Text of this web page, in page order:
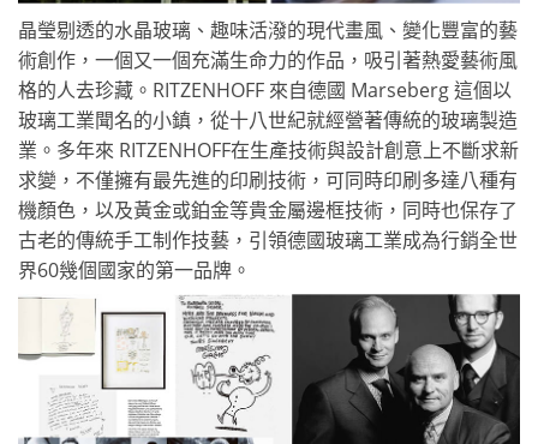
晶瑩剔透的水晶玻璃、趣味活潑的現代畫風、變化豐富的藝
術創作，一個又一個充滿生命力的作品，吸引著熱愛藝術風
格的人去珍藏。RITZENHOFF 來自德國 Marseberg 這個以
玻璃工業聞名的小鎮，從十八世紀就經營著傳統的玻璃製造
業。多年來 RITZENHOFF在生產技術與設計創意上不斷求新
求變，不僅擁有最先進的印刷技術，可同時印刷多達八種有
機顏色，以及黃金或鉑金等貴金屬邊框技術，同時也保存了
古老的傳統手工制作技藝，引領德國玻璃工業成為行銷全世
界60幾個國家的第一品牌。